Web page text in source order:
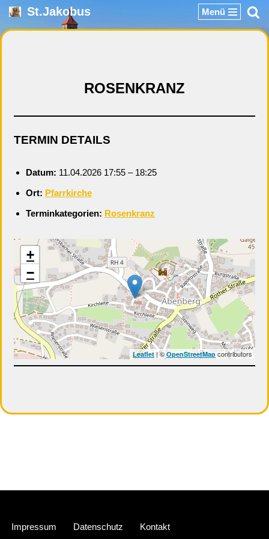
Zum
St.Jakobus Menü
ROSENKRANZ
TERMIN DETAILS
Datum: 11.04.2026 17:55 – 18:25
Ort: Pfarrkirche
Terminkategorien: Rosenkranz
+
−
Leaflet| © OpenStreetMapcontributors
Impressum Datenschutz Kontakt